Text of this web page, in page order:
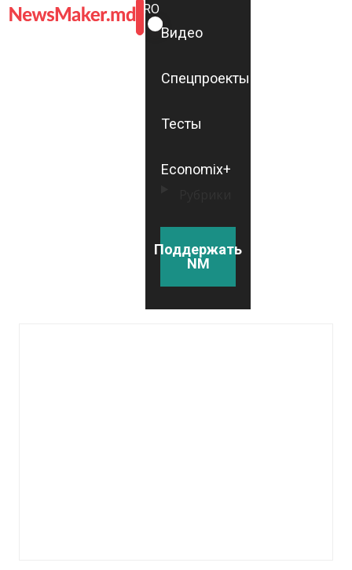
ROMÂNĂ
RU
Видео
Спецпроекты
Тесты
Economix+
Поддержать
NM